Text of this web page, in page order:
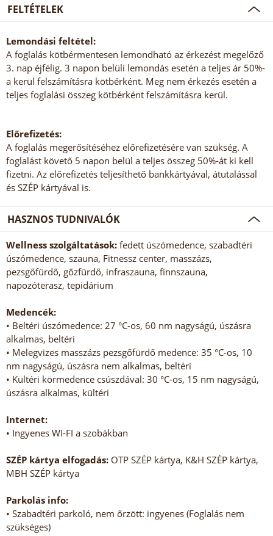
FELTÉTELEK
Lemondási feltétel:
A foglalás kötbérmentesen lemondható az érkezést megelőző
3. nap éjfélig. 3 napon belüli lemondás esetén a teljes ár 50%-
a kerül felszámításra kötbérként. Meg nem érkezés esetén a
teljes foglalási összeg kötbérként felszámításra kerül.
Előrefizetés:
A foglalás megerősítéséhez előrefizetésére van szükség. A
foglalást követő 5 napon belül a teljes összeg 50%-át ki kell
fizetni. Az előrefizetés teljesíthető bankkártyával, átutalással
és SZÉP kártyával is.
HASZNOS TUDNIVALÓK
Wellness szolgáltatások: fedett úszómedence, szabadtéri
úszómedence, szauna, Fitnessz center, masszázs,
pezsgőfürdő, gőzfürdő, infraszauna, finnszauna,
napozóterasz, tepidárium
Medencék:
• Beltéri úszómedence: 27 °C-os, 60 nm nagyságú, úszásra
alkalmas, beltéri
• Melegvizes masszázs pezsgőfürdő medence: 35 °C-os, 10
nm nagyságú, úszásra nem alkalmas, beltéri
• Kültéri körmedence csúszdával: 30 °C-os, 15 nm nagyságú,
úszásra alkalmas, kültéri
Internet:
• Ingyenes WI-FI a szobákban
SZÉP kártya elfogadás: OTP SZÉP kártya, K&H SZÉP kártya,
MBH SZÉP kártya
Parkolás info:
• Szabadtéri parkoló, nem őrzött: ingyenes (Foglalás nem
szükséges)